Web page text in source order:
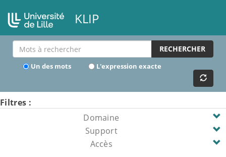
KLIP
RECHERCHER
Un des mots L'expression exacte
Filtres :
Domaine
Support
Accès